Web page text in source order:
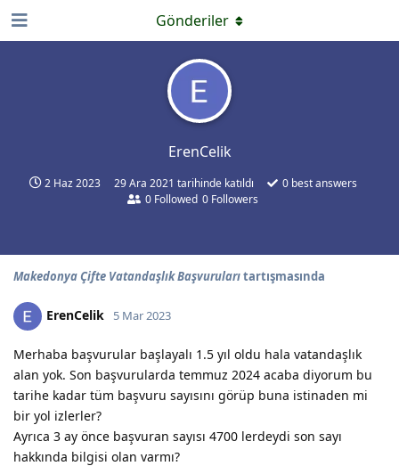
ErenCelik
2 Haz 2023 29 Ara 2021 tarihinde katıldı 0best answers
0 Followed 0 Followers
Gönderiler
Makedonya Çifte Vatandaşlık Başvurularıtartışmasında
ErenCelik 5 Mar 2023
Merhaba başvurular başlayalı 1.5 yıl oldu hala vatandaşlık
alan yok. Son başvurularda temmuz 2024 acaba diyorum bu
tarihe kadar tüm başvuru sayısını görüp buna istinaden mi
bir yol izlerler?
Ayrıca 3 ay önce başvuran sayısı 4700 lerdeydi son sayı
hakkında bilgisi olan varmı?